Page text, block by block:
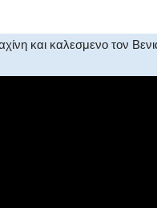
και καλεσμενο τον